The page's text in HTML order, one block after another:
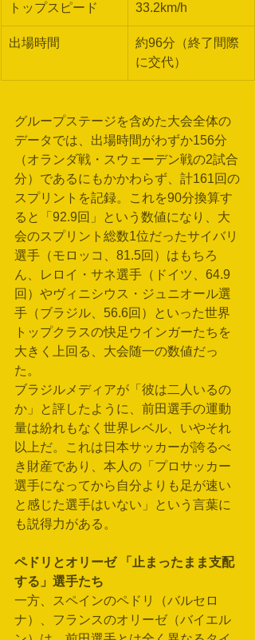
トップスピード 33.2km/h
出場時間
約96分（終了間際
に交代）
グループステージを含めた大会全体の
データでは、出場時間がわずか156分
（オランダ戦・スウェーデン戦の2試合
分）であるにもかかわらず、計161回の
スプリントを記録。これを90分換算す
ると「92.9回」という数値になり、大
会のスプリント総数1位だったサイバリ
選手（モロッコ、81.5回）はもちろ
ん、レロイ・サネ選手（ドイツ、64.9
回）やヴィニシウス・ジュニオール選
手（ブラジル、56.6回）といった世界
トップクラスの快足ウインガーたちを
大きく上回る、大会随一の数値だっ
た。
ブラジルメディアが「彼は二人いるの
か」と評したように、前田選手の運動
量は紛れもなく世界レベル、いやそれ
以上だ。これは日本サッカーが誇るべ
き財産であり、本人の「プロサッカー
選手になってから自分よりも足が速い
と感じた選手はいない」という言葉に
も説得力がある。
ペドリとオリーゼ 「止まったまま支配
する」選手たち
一方、スペインのペドリ（バルセロ
ナ）、フランスのオリーゼ（バイエル